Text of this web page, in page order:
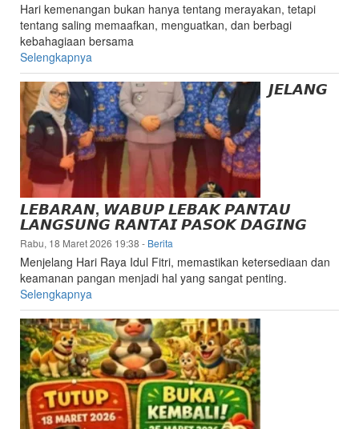
Hari kemenangan bukan hanya tentang merayakan, tetapi
tentang saling memaafkan, menguatkan, dan berbagi
kebahagiaan bersama
Selengkapnya
𝙅𝙀𝙇𝘼𝙉𝙂
𝙇𝙀𝘽𝘼𝙍𝘼𝙉, 𝙒𝘼𝘽𝙐𝙋 𝙇𝙀𝘽𝘼𝙆 𝙋𝘼𝙉𝙏𝘼𝙐
𝙇𝘼𝙉𝙂𝙎𝙐𝙉𝙂 𝙍𝘼𝙉𝙏𝘼𝙄 𝙋𝘼𝙎𝙊𝙆 𝘿𝘼𝙂𝙄𝙉𝙂
Rabu, 18 Maret 2026 19:38 - Berita
Menjelang Hari Raya Idul Fitri, memastikan ketersediaan dan
keamanan pangan menjadi hal yang sangat penting.
Selengkapnya